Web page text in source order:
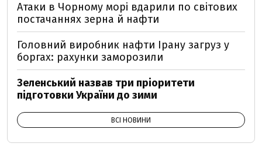
Атаки в Чорному морі вдарили по світових
постачаннях зерна й нафти
Головний виробник нафти Ірану загруз у
боргах: рахунки заморозили
Зеленський назвав три пріоритети
підготовки України до зими
ВСІ НОВИНИ